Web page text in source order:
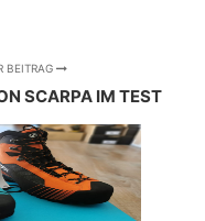
BEITRAG
SCARPA IM TEST